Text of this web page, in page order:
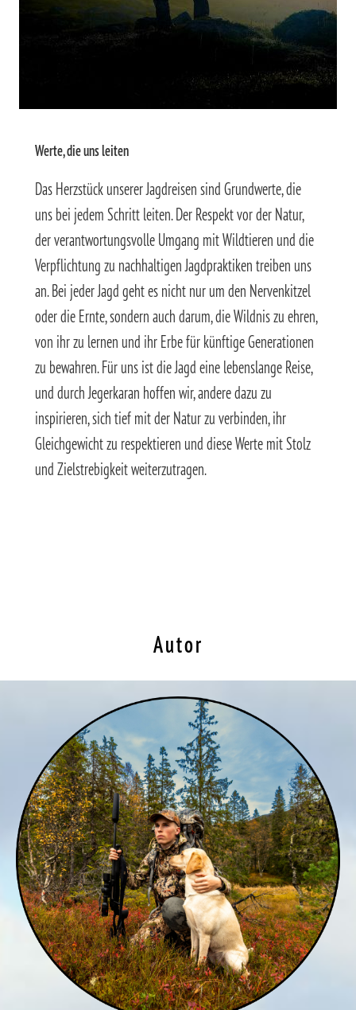
Werte, die uns leiten
Das Herzstück unserer Jagdreisen sind Grundwerte, die
uns bei jedem Schritt leiten. Der Respekt vor der Natur,
der verantwortungsvolle Umgang mit Wildtieren und die
Verpflichtung zu nachhaltigen Jagdpraktiken treiben uns
an. Bei jeder Jagd geht es nicht nur um den Nervenkitzel
oder die Ernte, sondern auch darum, die Wildnis zu ehren,
von ihr zu lernen und ihr Erbe für künftige Generationen
zu bewahren. Für uns ist die Jagd eine lebenslange Reise,
und durch Jegerkaran hoffen wir, andere dazu zu
inspirieren, sich tief mit der Natur zu verbinden, ihr
Gleichgewicht zu respektieren und diese Werte mit Stolz
und Zielstrebigkeit weiterzutragen.
Autor